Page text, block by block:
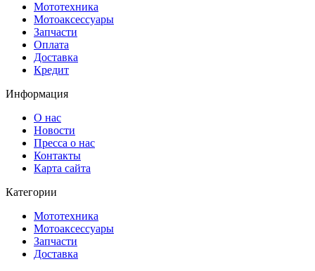
Мототехника
Мотоаксессуары
Запчасти
Оплата
Доставка
Кредит
Информация
О нас
Новости
Пресса о нас
Контакты
Карта сайта
Категории
Мототехника
Мотоаксессуары
Запчасти
Доставка